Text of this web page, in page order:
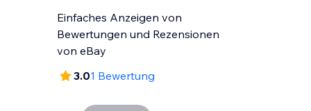
Einfaches Anzeigen von
Bewertungen und Rezensionen
von eBay
3.01 Bewertung